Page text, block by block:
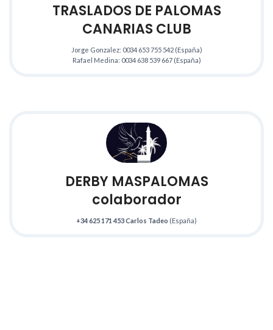
TRASLADOS DE PALOMAS
CANARIAS CLUB
Jorge Gonzalez: 0034 653 755 542 (España)
Rafael Medina: 0034 638 539 667 (España)
DERBY MASPALOMAS
colaborador
+34 625 171 453Carlos Tadeo (España)